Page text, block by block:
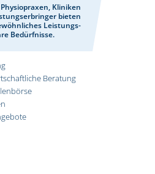
Kliniken
bieten
Leistungs-
Bedürfnisse.
Beratung